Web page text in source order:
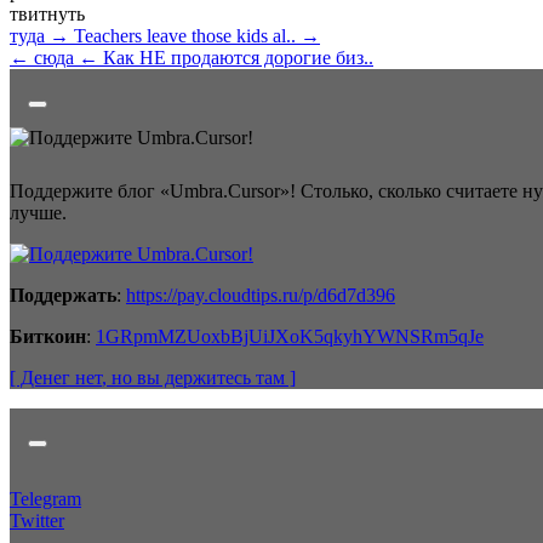
твитнуть
туда → Teachers leave those kids al.. →
← сюда ← Как НЕ продаются дорогие биз..
Поддержите блог «Umbra.Cursor»! Столько, сколько
лучше.
Поддержать: https://pay.cloudtips.ru/p/d6d7d396
Биткоин: 1GRpmMZUoxbBjUiJXoK5qkyhYWNSRm5qJe
[ Денег нет, но вы держитесь там ]
Telegram
Twitter